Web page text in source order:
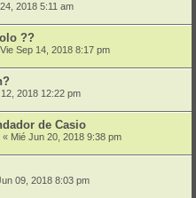
2018 5:11 am
??
Vie Sep 14, 2018 8:17 pm
2018 12:22 pm
de Casio
« Mié Jun 20, 2018 9:38 pm
09, 2018 8:03 pm